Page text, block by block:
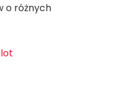
o różnych